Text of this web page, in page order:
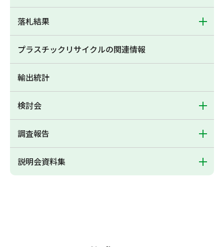
落札結果
プラスチックリサイクルの関連情報
輸出統計
検討会
調査報告
説明会資料集